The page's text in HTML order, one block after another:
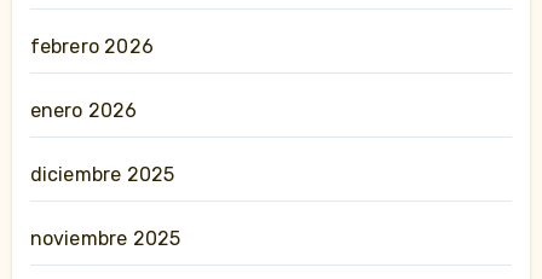
febrero 2026
enero 2026
diciembre 2025
noviembre 2025